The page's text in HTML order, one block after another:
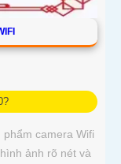
phẩm camera Wifi
ảnh rõ nét và